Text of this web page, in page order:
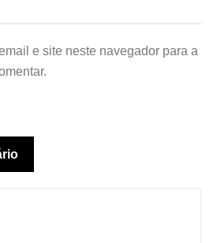
e site neste navegador para a